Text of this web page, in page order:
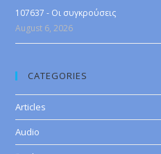
107637 - Οι συγκρούσεις
August 6, 2026
CATEGORIES
Articles
Audio